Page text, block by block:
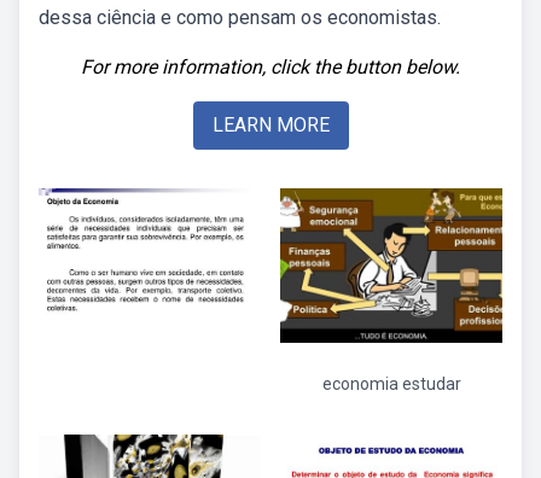
dessa ciência e como pensam os economistas.
For more information, click the button below.
LEARN MORE
economia estudar